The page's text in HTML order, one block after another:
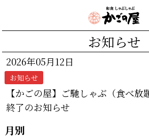
お知らせ
2026年05月12日
お知らせ
【かごの屋】ご馳しゃぶ（食べ放
終了のお知らせ
月別